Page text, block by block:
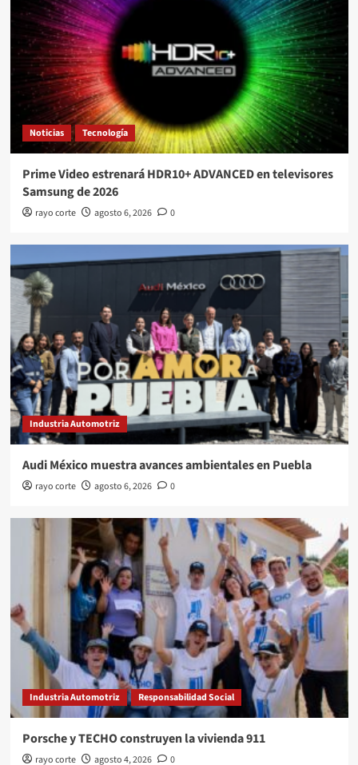
Noticias Tecnología
Prime Video estrenará HDR10+ ADVANCED en televisores
Samsung de 2026
rayo corte agosto 6, 2026 0
Industria Automotriz
Audi México muestra avances ambientales en Puebla
rayo corte agosto 6, 2026 0
Industria Automotriz Responsabilidad Social
Porsche y TECHO construyen la vivienda 911
rayo corte agosto 4, 2026 0